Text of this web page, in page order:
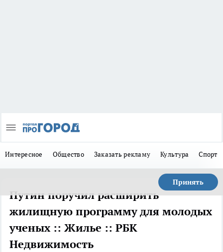
Интересное Общество Заказать рекламу Культура Спорт
Принять
Путин поручил расширить
жилищную программу для молодых
ученых :: Жилье :: РБК
Недвижимость